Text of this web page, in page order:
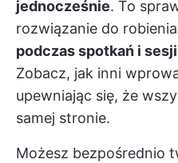
jednocześnie. To
rozwiązanie do robienia
podczas spotkań i
Zobacz, jak inni
upewniając się, że
samej stronie.
Możesz bezpośrednio